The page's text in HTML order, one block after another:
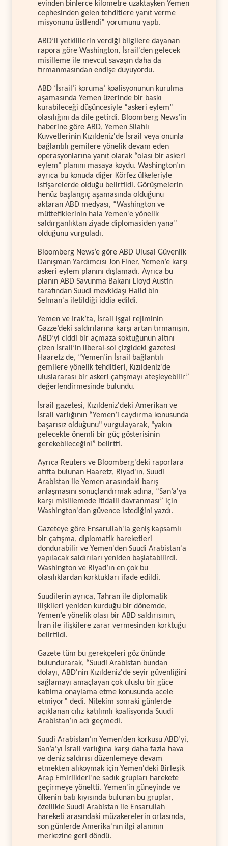
evinden binlerce kilometre uzaktayken Yemen
cephesinden gelen tehditlere yanıt verme
misyonunu üstlendi” yorumunu yaptı.
ABD’li yetkililerin verdiği bilgilere dayanan
rapora göre Washington, İsrail'den gelecek
misilleme ile mevcut savaşın daha da
tırmanmasından endişe duyuyordu.
ABD ‘İsrail’i koruma’ koalisyonunun kurulma
aşamasında Yemen üzerinde bir baskı
kurabileceği düşüncesiyle “askeri eylem”
olasılığını da dile getirdi. Bloomberg News’in
haberine göre ABD, Yemen Silahlı
Kuvvetlerinin Kızıldeniz'de İsrail veya onunla
bağlantılı gemilere yönelik devam eden
operasyonlarına yanıt olarak “olası bir askeri
eylem" planını masaya koydu. Washington’ın
ayrıca bu konuda diğer Körfez ülkeleriyle
istişarelerde olduğu belirtildi. Görüşmelerin
henüz başlangıç aşamasında olduğunu
aktaran ABD medyası, “Washington ve
müttefiklerinin hala Yemen'e yönelik
saldırganlıktan ziyade diplomasiden yana”
olduğunu vurguladı.
Bloomberg News’e göre ABD Ulusal Güvenlik
Danışman Yardımcısı Jon Finer, Yemen’e karşı
askeri eylem planını dışlamadı. Ayrıca bu
planın ABD Savunma Bakanı Lloyd Austin
tarafından Suudi mevkidaşı Halid bin
Selman'a iletildiği iddia edildi.
Yemen ve Irak’ta, İsrail işgal rejiminin
Gazze’deki saldırılarına karşı artan tırmanışın,
ABD’yi ciddi bir açmaza soktuğunun altını
çizen İsrail’in liberal-sol çizgideki gazetesi
Haaretz de, “Yemen’in İsrail bağlantılı
gemilere yönelik tehditleri, Kızıldeniz'de
uluslararası bir askeri çatışmayı ateşleyebilir”
değerlendirmesinde bulundu.
İsrail gazetesi, Kızıldeniz'deki Amerikan ve
İsrail varlığının “Yemen’i caydırma konusunda
başarısız olduğunu" vurgulayarak, "yakın
gelecekte önemli bir güç gösterisinin
gerekebileceğini” belirtti.
Ayrıca Reuters ve Bloomberg'deki raporlara
atıfta bulunan Haaretz, Riyad'ın, Suudi
Arabistan ile Yemen arasındaki barış
anlaşmasını sonuçlandırmak adına, “San’a'ya
karşı misillemede itidalli davranması” için
Washington'dan güvence istediğini yazdı.
Gazeteye göre Ensarullah'la geniş kapsamlı
bir çatışma, diplomatik hareketleri
dondurabilir ve Yemen'den Suudi Arabistan'a
yapılacak saldırıları yeniden başlatabilirdi.
Washington ve Riyad’ın en çok bu
olasılıklardan korktukları ifade edildi.
Suudilerin ayrıca, Tahran ile diplomatik
ilişkileri yeniden kurduğu bir dönemde,
Yemen’e yönelik olası bir ABD saldırısının,
İran ile ilişkilere zarar vermesinden korktuğu
belirtildi.
Gazete tüm bu gerekçeleri göz önünde
bulundurarak, “Suudi Arabistan bundan
dolayı, ABD'nin Kızıldeniz'de seyir güvenliğini
sağlamayı amaçlayan çok uluslu bir güce
katılma onaylama etme konusunda acele
etmiyor” dedi. Nitekim sonraki günlerde
açıklanan cılız katılımlı koalisyonda Suudi
Arabistan’ın adı geçmedi.
Suudi Arabistan’ın Yemen’den korkusu ABD’yi,
San’a'yı İsrail varlığına karşı daha fazla hava
ve deniz saldırısı düzenlemeye devam
etmekten alıkoymak için Yemen'deki Birleşik
Arap Emirlikleri'ne sadık grupları harekete
geçirmeye yöneltti. Yemen'in güneyinde ve
ülkenin batı kıyısında bulunan bu gruplar,
özellikle Suudi Arabistan ile Ensarullah
hareketi arasındaki müzakerelerin ortasında,
son günlerde Amerika'nın ilgi alanının
merkezine geri döndü.